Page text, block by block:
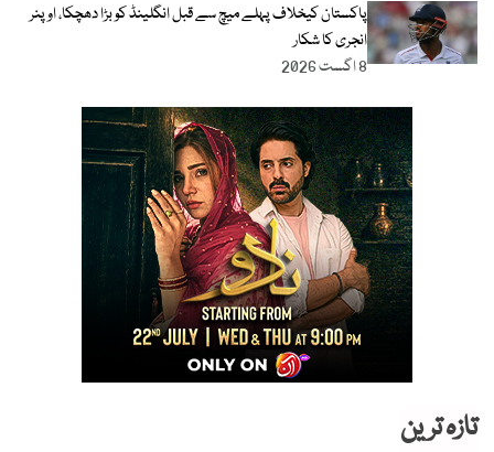
پاکستان کیخلاف پہلے میچ سے قبل انگلینڈ کو بڑا دھچکا، اوپنر
انجری کا شکار
8 اگست 2026
تازہ ترین